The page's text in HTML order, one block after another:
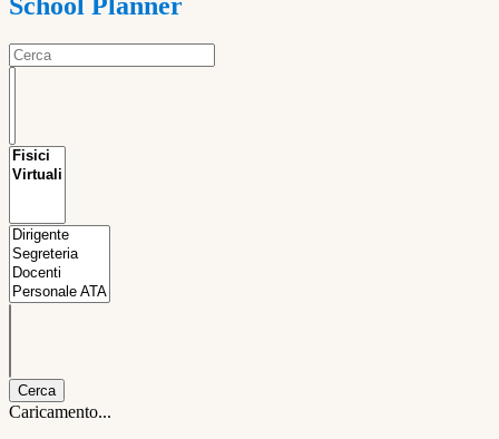
School Planner
Cerca
Caricamento...